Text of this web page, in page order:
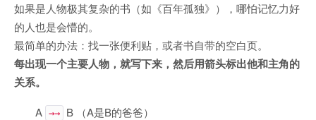
如果是人物极其复杂的书（如《百年孤独》），哪怕记忆力好
的人也是会懵的。
最简单的办法：找一张便利贴，或者书自带的空白页。
每出现一个主要人物，就写下来，然后用箭头标出他和主角的
关系。
A →→
B （A是B的爸爸）